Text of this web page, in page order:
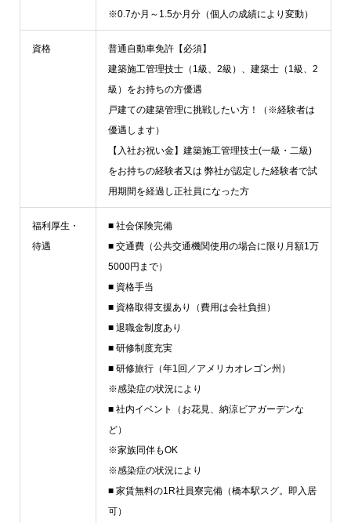
※0.7か月～1.5か月分（個人の成績により変動）
資格
普通自動車免許【必須】
建築施工管理技士（1級、2級）、建築士（1級、2
級）をお持ちの方優遇
戸建ての建築管理に挑戦したい方！（※経験者は
優遇します）
【入社お祝い金】建築施工管理技士(一級・二級)
をお持ちの経験者又は 弊社が認定した経験者で試
用期間を経過し正社員になった方
福利厚生・
待遇
■ 社会保険完備
■ 交通費（公共交通機関使用の場合に限り月額1万
5000円まで）
■ 資格手当
■ 資格取得支援あり（費用は会社負担）
■ 退職金制度あり
■ 研修制度充実
■ 研修旅行（年1回／アメリカオレゴン州）
※感染症の状況により
■ 社内イベント（お花見、納涼ビアガーデンな
ど）
※家族同伴もOK
※感染症の状況により
■ 家賃無料の1R社員寮完備（橋本駅スグ。即入居
可）